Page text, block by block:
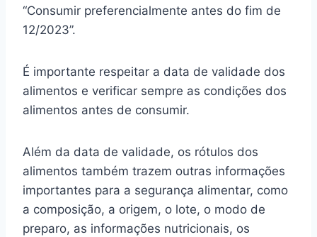
“Consumir preferencialmente antes do fim de
12/2023”.
É importante respeitar a data de validade dos
alimentos e verificar sempre as condições dos
alimentos antes de consumir.
Além da data de validade, os rótulos dos
alimentos também trazem outras informações
importantes para a segurança alimentar, como
a composição, a origem, o lote, o modo de
preparo, as informações nutricionais, os